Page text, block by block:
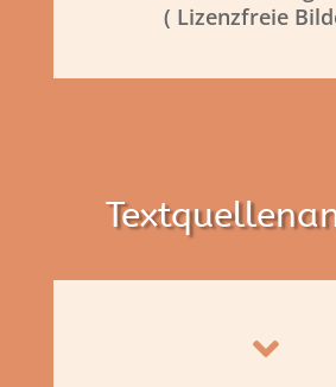
( Lizenzfreie
